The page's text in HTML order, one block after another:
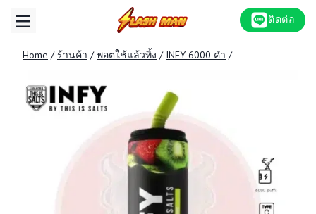
ติดต่อ
Home / ร้านค้า / พอตใช้แล้วทิ้ง / INFY 6000 คำ /